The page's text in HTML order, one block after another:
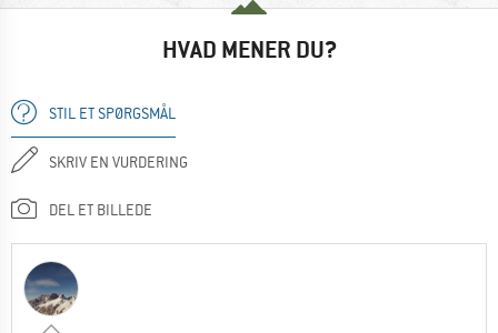
HVAD MENER DU?
STIL ET SPØRGSMÅL
SKRIV EN VURDERING
DEL ET BILLEDE